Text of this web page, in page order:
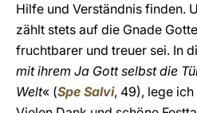
Hilfe und Verständnis finden.
zählt stets auf die Gnade
fruchtbarer und treuer sei. In
mit ihrem Ja Gott selbst die
Welt« (Spe Salvi, 49), lege ich